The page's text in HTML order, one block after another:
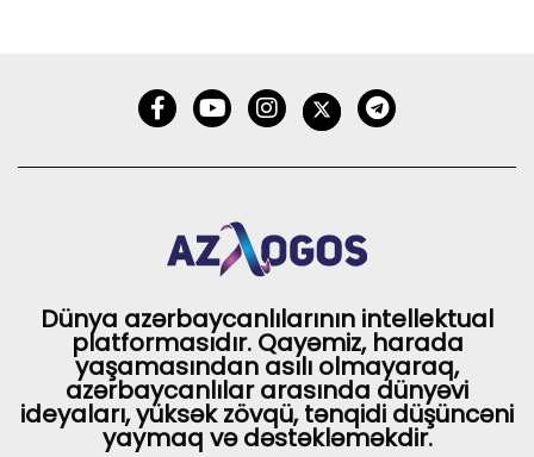
Dünya azərbaycanlılarının intellektual
platformasıdır. Qayəmiz, harada
yaşamasından asılı olmayaraq,
azərbaycanlılar arasında dünyəvi
ideyaları, yüksək zövqü, tənqidi düşüncəni
yaymaq və dəstəkləməkdir.